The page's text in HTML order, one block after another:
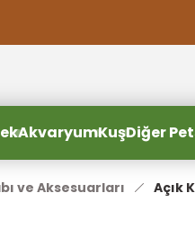
Ücretsiz Kargo #3
AkvaryumKuşDiğer
ve Aksesuarları Açık